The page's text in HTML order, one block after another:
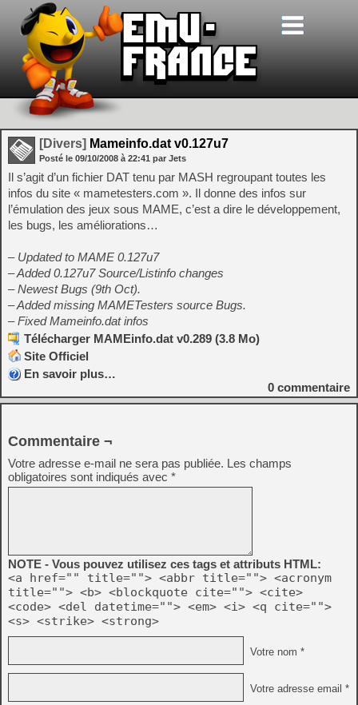
[Divers] Mameinfo.dat v0.127u7
Posté le 09/10/2008 à 22:41 par Jets
Il s’agit d’un fichier DAT tenu par MASH regroupant toutes les
infos du site « mametesters.com ». Il donne des infos sur
l’émulation des jeux sous MAME, c’est a dire le développement,
les bugs, les améliorations…
– Updated to MAME 0.127u7
– Added 0.127u7 Source/Listinfo changes
– Newest Bugs (9th Oct).
– Added missing MAMETesters source Bugs.
– Fixed Mameinfo.dat infos
Télécharger MAMEinfo.dat v0.289 (3.8 Mo)
Site Officiel
En savoir plus…
0 commentaire
Commentaire ¬
Votre adresse e-mail ne sera pas publiée. Les champs
obligatoires sont indiqués avec *
NOTE - Vous pouvez utilisez ces tags et attributs HTML:
<a href="" title=""> <abbr title=""> <acronym
title=""> <b> <blockquote cite=""> <cite>
<code> <del datetime=""> <em> <i> <q cite="">
<s> <strike> <strong>
Votre nom *
Votre adresse email *